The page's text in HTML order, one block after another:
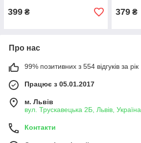
399 ₴ 379 ₴
Про нас
99% позитивних з 554 відгуків за рік
Працює з 05.01.2017
м. Львів
вул. Трускавецька 2Б, Львів, Україна
Контакти